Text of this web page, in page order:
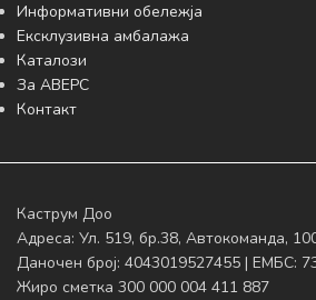
Информативни обележја
Ексклузивна амбалажа
Каталози
За АВЕРС
Контакт
Каструм Доо
Адреса: Ул. 519, бр.38, Автокоманда,
Даночен број: 4043019527455 | ЕМБС:
Жиро сметка 300 000 004 411 887